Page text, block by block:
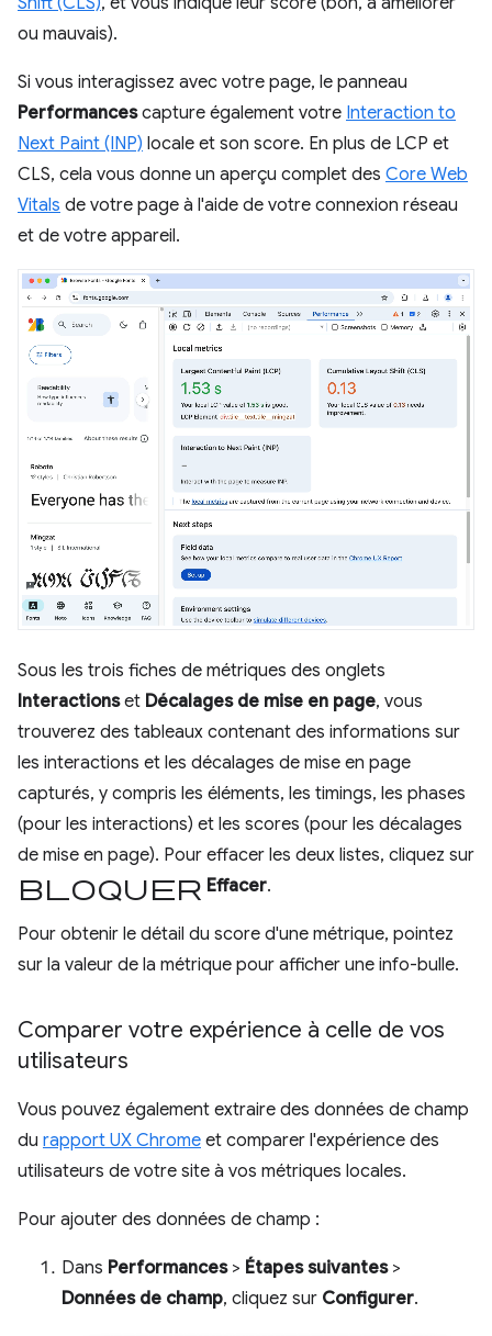
ou mauvais).
Si vous interagissez avec votre page, le panneau
Performancescapture également votre Interaction to
Next Paint (INP) locale et son score. En plus de LCP et
CLS, cela vous donne un aperçu complet des Core Web
Vitals de votre page à l'aide de votre connexion réseau
et de votre appareil.
Sous les trois fiches de métriques des onglets
Interactionset Décalages de mise en page, vous
trouverez des tableaux contenant des informations sur
les interactions et les décalages de mise en page
capturés, y compris les éléments, les timings, les phases
(pour les interactions) et les scores (pour les décalages
de mise en page). Pour effacer les deux listes, cliquez sur
Bloquer Effacer.
Pour obtenir le détail du score d'une métrique, pointez
sur la valeur de la métrique pour afficher une info-bulle.
Comparer votre expérience à celle de vos
utilisateurs
Vous pouvez également extraire des données de champ
du rapport UX Chrome et comparer l'expérience des
utilisateurs de votre site à vos métriques locales.
Pour ajouter des données de champ :
Dans Performances> Étapes suivantes>
Données de champ, cliquez sur Configurer.